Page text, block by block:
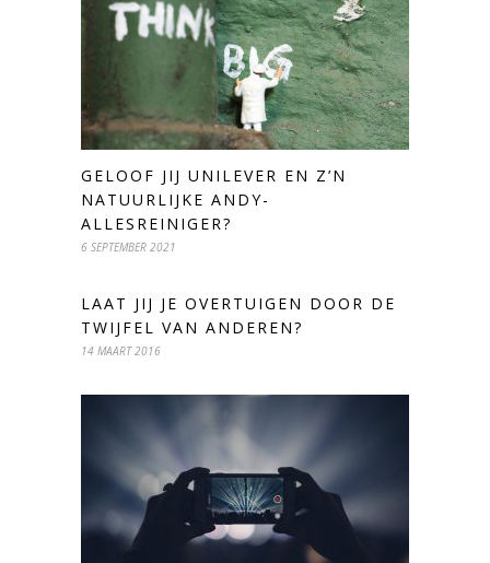
GELOOF JIJ UNILEVER EN Z’N
NATUURLIJKE ANDY-
ALLESREINIGER?
6 SEPTEMBER 2021
LAAT JIJ JE OVERTUIGEN DOOR DE
TWIJFEL VAN ANDEREN?
14 MAART 2016